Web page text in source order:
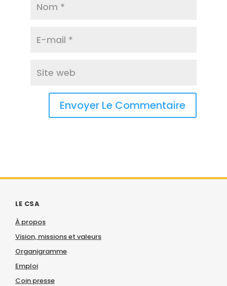
LE CSA
À propos
Vision, missions et valeurs
Organigramme
Emploi
Coin presse